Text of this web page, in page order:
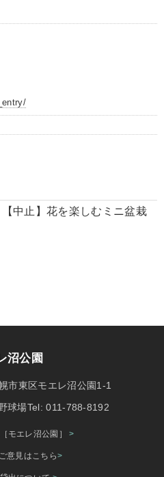
【中止】花を楽しむミニ盆栽
沼公園
市東区モエレ沼公園1-1
場Tel: 011-788-8192
モエレ沼公園］>
意見はこちら>